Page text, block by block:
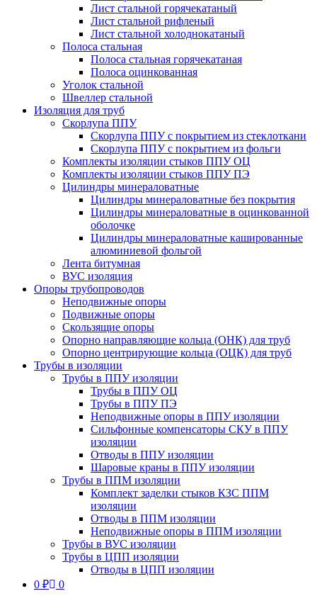
Лист стальной горячекатаный
Лист стальной рифленый
Лист стальной холоднокатаный
Полоса стальная
Полоса стальная горячекатаная
Полоса оцинкованная
Уголок стальной
Швеллер стальной
Изоляция для труб
Скорлупа ППУ
Скорлупа ППУ с покрытием из стеклоткани
Скорлупа ППУ с покрытием из фольги
Комплекты изоляции стыков ППУ ОЦ
Комплекты изоляции стыков ППУ ПЭ
Цилиндры минераловатные
Цилиндры минераловатные без покрытия
Цилиндры минераловатные в оцинкованной
оболочке
Цилиндры минераловатные кашированные
алюминиевой фольгой
Лента битумная
ВУС изоляция
Опоры трубопроводов
Неподвижные опоры
Подвижные опоры
Скользящие опоры
Опорно направляющие кольца (ОНК) для труб
Опорно центрирующие кольца (ОЦК) для труб
Трубы в изоляции
Трубы в ППУ изоляции
Трубы в ППУ ОЦ
Трубы в ППУ ПЭ
Неподвижные опоры в ППУ изоляции
Сильфонные компенсаторы СКУ в ППУ
изоляции
Отводы в ППУ изоляции
Шаровые краны в ППУ изоляции
Трубы в ППМ изоляции
Комплект заделки стыков КЗС ППМ
изоляции
Отводы в ППМ изоляции
Неподвижные опоры в ППМ изоляции
Трубы в ВУС изоляции
Трубы в ЦПП изоляции
Отводы в ЦПП изоляции
0 ₽ 0